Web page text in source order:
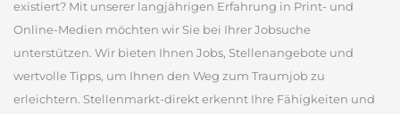
existiert? Mit unserer langjährigen Erfahrung in Print- und
Online-Medien möchten wir Sie bei Ihrer Jobsuche
unterstützen. Wir bieten Ihnen Jobs, Stellenangebote und
wertvolle Tipps, um Ihnen den Weg zum Traumjob zu
erleichtern. Stellenmarkt-direkt erkennt Ihre Fähigkeiten und